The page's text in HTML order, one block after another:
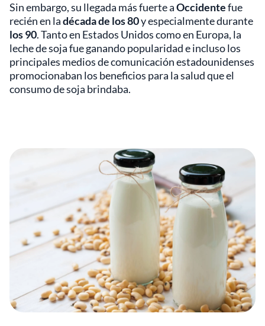
Sin embargo, su llegada más fuerte aOccidentefue
recién en ladécada de los 80y especialmente durante
los 90. Tanto en Estados Unidos como en Europa, la
leche de soja fue ganando popularidad e incluso los
principales medios de comunicación estadounidenses
promocionaban los beneficios para la salud que el
consumo de soja brindaba.